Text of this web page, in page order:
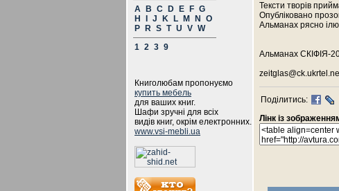
A
B C D E F G
H
J K L M N
O
P
R S T U V W
1 2 3 9
Книголюбам пропонуємо
купить мебель
для ваших книг.
Шафи зручні для всіх
видів книг, окрім електронних.
www.vsi-mebli.ua
Тексти творів
Опубліковано
Альманах рясно
Альманах СКІФІЯ-
Поділитись:
Лінк із